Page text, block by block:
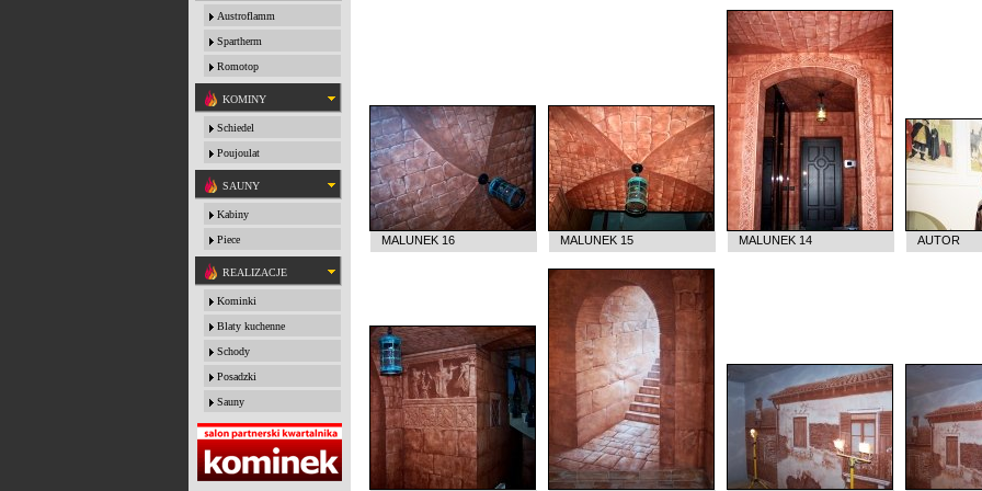
Austroflamm
Spartherm
Romotop
KOMINY
Schiedel
Poujoulat
SAUNY
Kabiny
Piece
REALIZACJE
Kominki
Blaty kuchenne
Schody
Posadzki
Sauny
MALUNEK 16 MALUNEK 15 MALUNEK 14 AUTOR